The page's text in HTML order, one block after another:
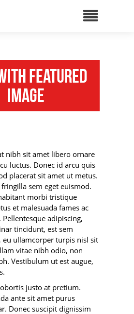
Featured
Image
nibh sit amet libero ornare
luctus. Donec id arcu quis
placerat sit amet ut metus.
sem eget euismod.
morbi tristique
et malesuada fames ac
Pellentesque adipiscing,
tincidunt, est sem
eu ullamcorper turpis nisl sit
vitae nibh odio, non
Vestibulum ut est augue,
justo at pretium.
ante sit amet purus
Donec suscipit dignissim